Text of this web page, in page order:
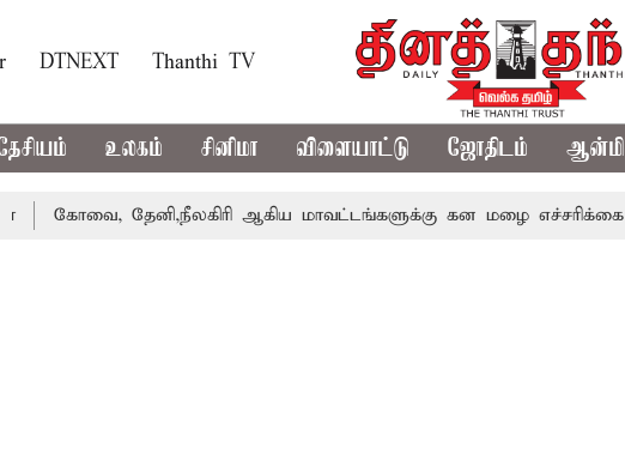
DTNEXT Thanthi TV
உலகம் சினிமா விளையாட்டு ஜோதிடம்
தேனி,நீலகிரி ஆகிய மாவட்டங்களுக்கு கன மழை எச்சரிக்கை